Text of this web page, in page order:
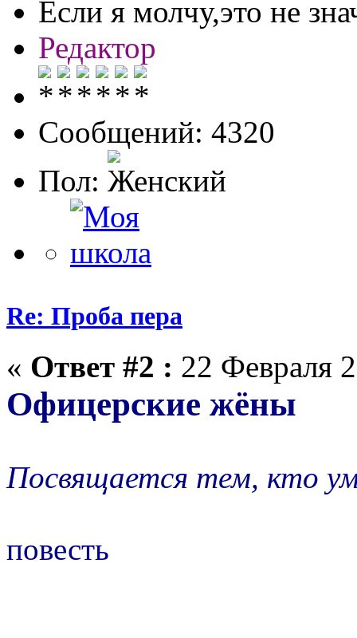
Если я молчу,это не
Редактор
Сообщений: 4320
Пол:
Re: Проба пера
« Ответ #2 : 22 Февраля
Офицерские жёны
Посвящается тем, кто
повесть